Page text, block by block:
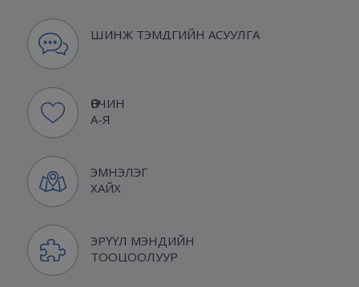
ШИНЖ ТЭМДГИЙН АСУУЛГА
ӨВЧИН
А-Я
ЭМНЭЛЭГ
ХАЙХ
ЭРҮҮЛ МЭНДИЙН
ТООЦООЛУУР